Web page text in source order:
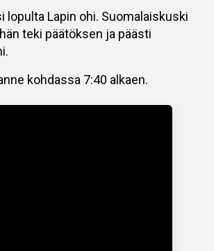
lopulta Lapin ohi. Suomalaiskuski
teki päätöksen ja päästi
kohdassa 7:40 alkaen.